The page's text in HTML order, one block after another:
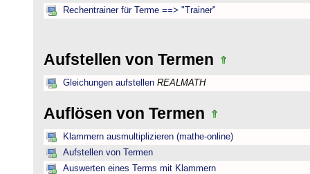
Rechentrainer für Terme ==> "Trainer"
Aufstellen von Termen
Gleichungen aufstellen REALMATH
Auflösen von Termen
Klammern ausmultiplizieren (mathe-online)
Aufstellen von Termen
Auswerten eines Terms mit Klammern